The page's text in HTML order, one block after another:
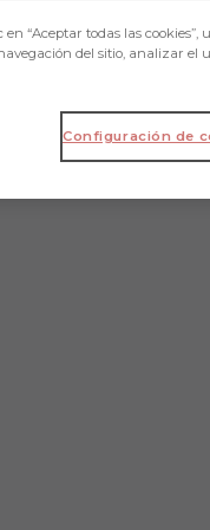
“Aceptar todas las
del sitio, analizar el
Configuración de